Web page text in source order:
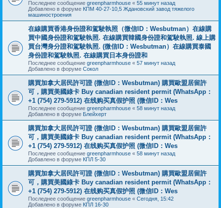
Последнее сообщение greenpharmhouse « 55 минут назад
Добавлено в форуме КПМ 40-27-10,5 Ждановский завод тяжелого
машиностроения
在線購買香港身份證和駕駛執照（微信ID：Wesbutman）在線購
買中國身份證和駕駛執照. 在線購買韓國身份證和駕駛執照. 線上購
買台灣身分證和駕駛執照. (微信ID：Wesbutman）在線購買泰國
身份證和駕駛執照. 在線購買日本身份證和
Последнее сообщение greenpharmhouse « 57 минут назад
Добавлено в форуме Сокол
購買加拿大居民許可證 (微信ID：Wesbutman) 購買歐盟居留許
可，購買美國綠卡 Buy canadian resident permit (WhatsApp：
+1 (754) 279-5912) 在线购买真假护照 (微信ID：Wes
Последнее сообщение greenpharmhouse « 58 минут назад
Добавлено в форуме Блейхерт
購買加拿大居民許可證 (微信ID：Wesbutman) 購買歐盟居留許
可，購買美國綠卡 Buy canadian resident permit (WhatsApp：
+1 (754) 279-5912) 在线购买真假护照 (微信ID：Wes
Последнее сообщение greenpharmhouse « 58 минут назад
Добавлено в форуме КПЛ 5-30
購買加拿大居民許可證 (微信ID：Wesbutman) 購買歐盟居留許
可，購買美國綠卡 Buy canadian resident permit (WhatsApp：
+1 (754) 279-5912) 在线购买真假护照 (微信ID：Wes
Последнее сообщение greenpharmhouse « Сегодня, 15:42
Добавлено в форуме КПЛ 16-30